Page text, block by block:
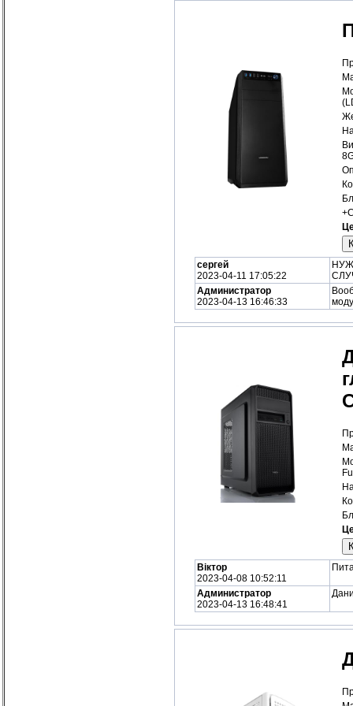
сергей
2023-04-11 17:05:22
Администратор
2023-04-13 16:46:33
Віктор
2023-04-08 10:52:11
Администратор
2023-04-13 16:48:41